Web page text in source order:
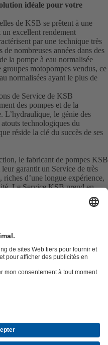
idéale pour votre
de KSB se prêtent à une
excellent rendement
par une technique très
nombreuses années dans des
la pompe à eau normalisée
motopompes vendus, ce
normalisées ayant le plus de
de Service de KSB
des pompes et de la
L’hydraulique, le génie des
technologiques du
réside la clé du succès de ses
le fabricant de pompes KSB
garantit un Service de très
d’une longue expérience,
Le Service KSB prend en
l’entretien et la maintenance de
l’ensemble de vos installations
la livraison rapide de
Énergie
CarrièresMédias sociaux